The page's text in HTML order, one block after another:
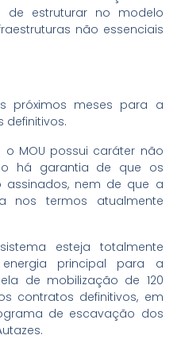
de estruturar no modelo
não essenciais
próximos meses para a
MOU possui caráter não
há garantia de que os
assinados, nem de que a
nos termos atualmente
esteja totalmente
principal para a
de mobilização de 120
contratos definitivos, em
de escavação dos